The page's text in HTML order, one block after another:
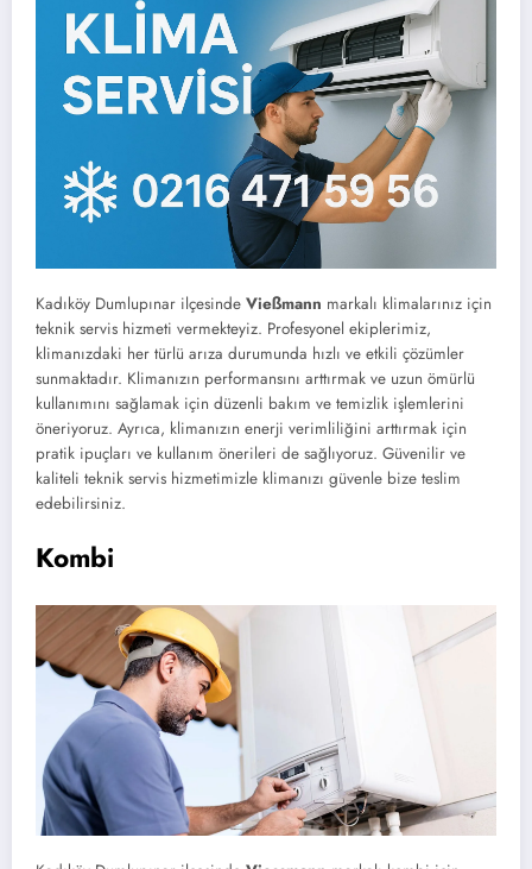
Kadıköy Dumlupınar ilçesinde Vießmann markalı klimalarınız için
teknik servis hizmeti vermekteyiz. Profesyonel ekiplerimiz,
klimanızdaki her türlü arıza durumunda hızlı ve etkili çözümler
sunmaktadır. Klimanızın performansını arttırmak ve uzun ömürlü
kullanımını sağlamak için düzenli bakım ve temizlik işlemlerini
öneriyoruz. Ayrıca, klimanızın enerji verimliliğini arttırmak için
pratik ipuçları ve kullanım önerileri de sağlıyoruz. Güvenilir ve
kaliteli teknik servis hizmetimizle klimanızı güvenle bize teslim
edebilirsiniz.
Kombi